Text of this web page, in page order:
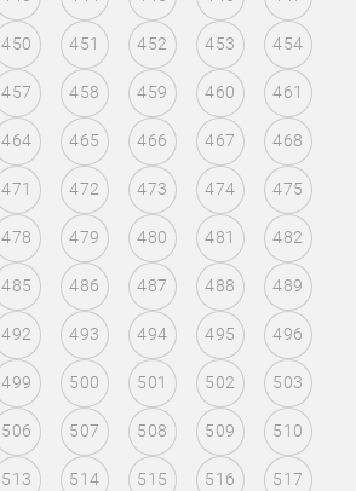
450 451 452 453 454
457 458 459 460 461
464 465 466 467 468
471 472 473 474 475
478 479 480 481 482
485 486 487 488 489
492 493 494 495 496
499 500 501 502 503
506 507 508 509 510
513 514 515 516 517